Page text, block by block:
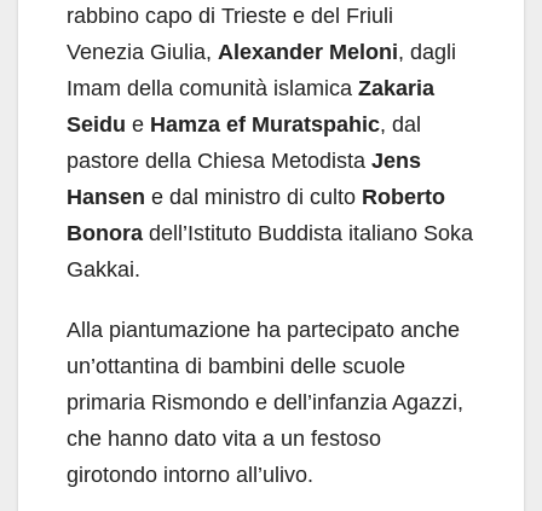
rabbino capo di Trieste e del Friuli
Venezia Giulia, Alexander Meloni, dagli
Imam della comunità islamica Zakaria
Seidu e Hamza ef Muratspahic, dal
pastore della Chiesa Metodista Jens
Hansen e dal ministro di culto Roberto
Bonora dell’Istituto Buddista italiano Soka
Gakkai.
Alla piantumazione ha partecipato anche
un’ottantina di bambini delle scuole
primaria Rismondo e dell’infanzia Agazzi,
che hanno dato vita a un festoso
girotondo intorno all’ulivo.